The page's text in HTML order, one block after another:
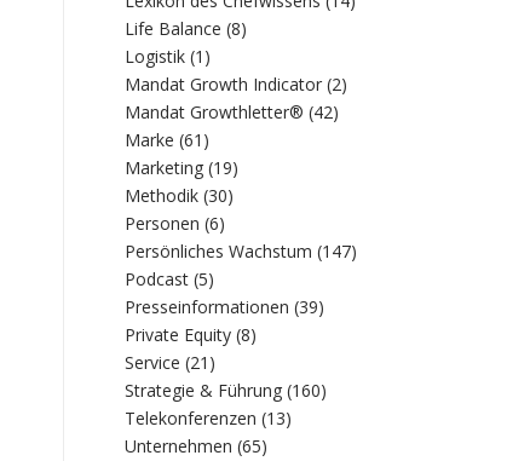
Life Balance (8)
Logistik (1)
Mandat Growth Indicator (2)
Mandat Growthletter® (42)
Marke (61)
Marketing (19)
Methodik (30)
Personen (6)
Persönliches Wachstum (147)
Podcast (5)
Presseinformationen (39)
Private Equity (8)
Service (21)
Strategie & Führung (160)
Telekonferenzen (13)
Unternehmen (65)